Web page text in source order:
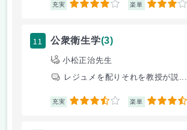
充実 4 楽単 3
11 公衆衛生学(3)
小松正治先生
レジュメを配りそれを教授が説...
充実 3.5 楽単 3.5